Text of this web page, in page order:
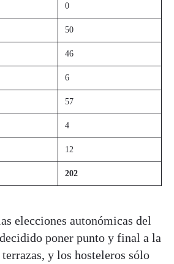
0
50
46
6
57
4
12
202
elecciones autonómicas del
poner punto y final a la
y los hosteleros sólo